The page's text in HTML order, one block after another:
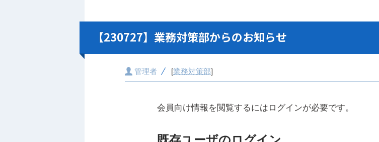
【230727】業務対策部からのお知らせ
管理者 [業務対策部]
会員向け情報を閲覧するにはログインが必要です。